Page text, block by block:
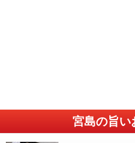
宮島の旨い